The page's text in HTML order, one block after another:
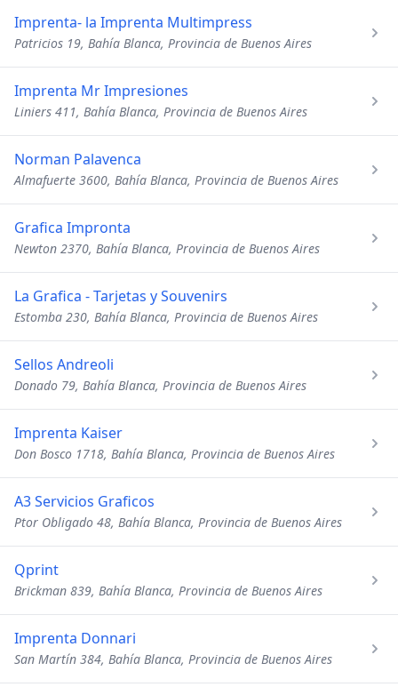
Imprenta- la Imprenta Multimpress
Patricios 19, Bahía Blanca, Provincia de Buenos Aires
Imprenta Mr Impresiones
Liniers 411, Bahía Blanca, Provincia de Buenos Aires
Norman Palavenca
Almafuerte 3600, Bahía Blanca, Provincia de Buenos Aires
Grafica Impronta
Newton 2370, Bahía Blanca, Provincia de Buenos Aires
La Grafica - Tarjetas y Souvenirs
Estomba 230, Bahía Blanca, Provincia de Buenos Aires
Sellos Andreoli
Donado 79, Bahía Blanca, Provincia de Buenos Aires
Imprenta Kaiser
Don Bosco 1718, Bahía Blanca, Provincia de Buenos Aires
A3 Servicios Graficos
Ptor Obligado 48, Bahía Blanca, Provincia de Buenos Aires
Qprint
Brickman 839, Bahía Blanca, Provincia de Buenos Aires
Imprenta Donnari
San Martín 384, Bahía Blanca, Provincia de Buenos Aires